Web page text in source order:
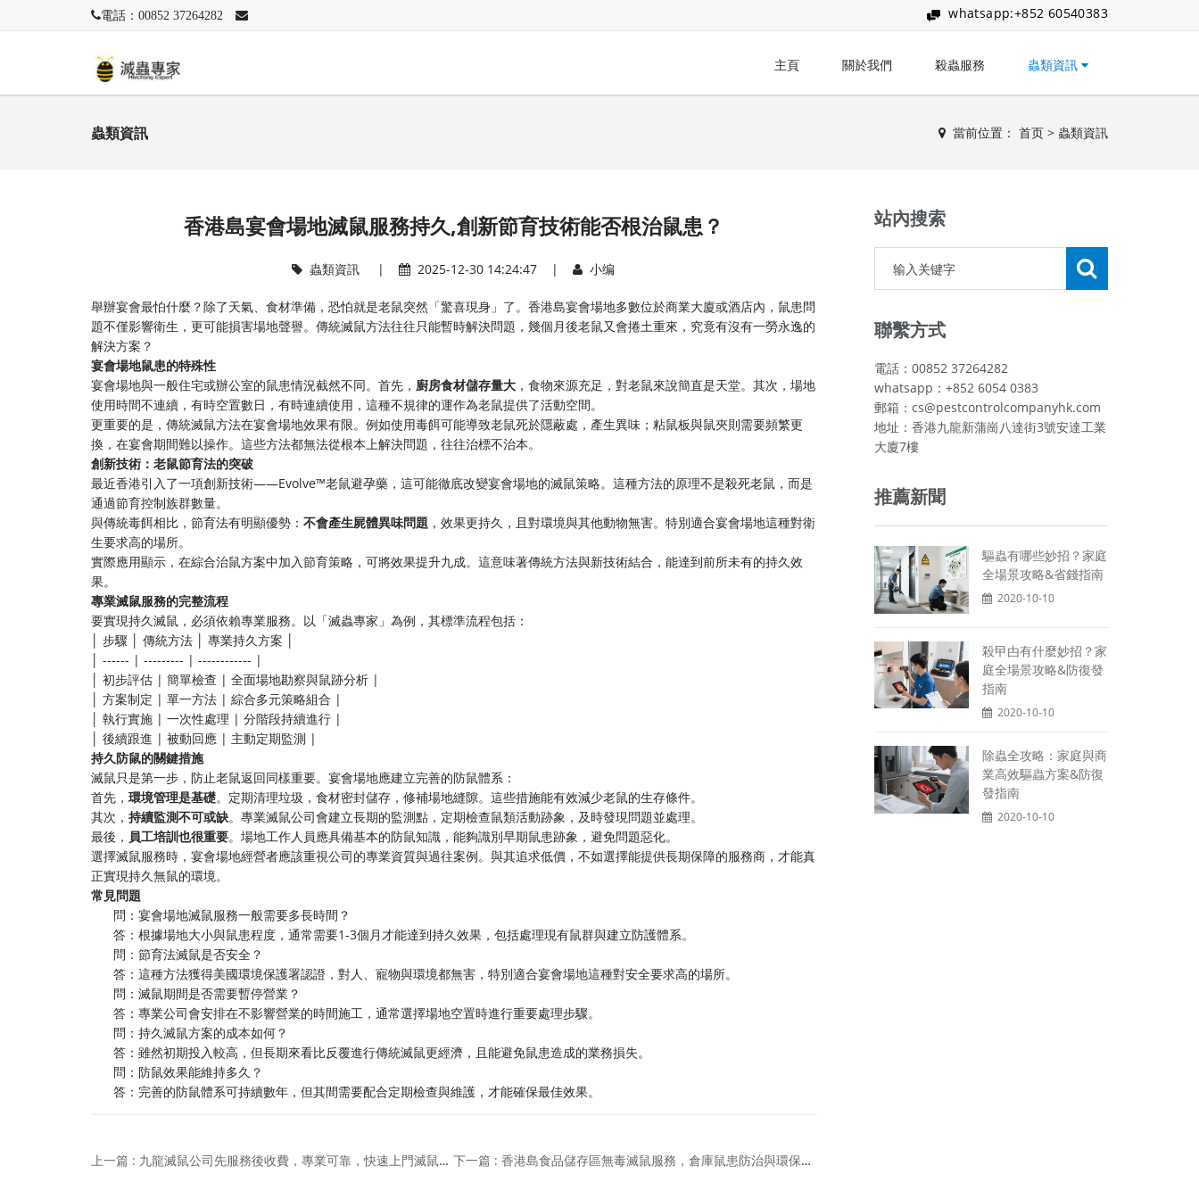
電話：00852 37264282 whatsapp:+852 60540383
主頁 關於我們 殺蟲服務 蟲類資訊
蟲類資訊 當前位置： 首页 > 蟲類資訊
香港島宴會場地滅鼠服務持久,創新節育技術能否根治鼠患？
蟲類資訊 | 2025-12-30 14:24:47 | 小编
舉辦宴會最怕什麼？除了天氣、食材準備，恐怕就是老鼠突然「驚喜現身」了。香港島宴會場地多數位於商業大廈或酒店內，鼠患問
題不僅影響衛生，更可能損害場地聲譽。傳統滅鼠方法往往只能暫時解決問題，幾個月後老鼠又會捲土重來，究竟有沒有一勞永逸的
解決方案？
宴會場地鼠患的特殊性
宴會場地與一般住宅或辦公室的鼠患情況截然不同。首先， 廚房食材儲存量大 ，食物來源充足，對老鼠來說簡直是天堂。其次，場地
使用時間不連續，有時空置數日，有時連續使用，這種不規律的運作為老鼠提供了活動空間。
更重要的是，傳統滅鼠方法在宴會場地效果有限。例如使用毒餌可能導致老鼠死於隱蔽處，產生異味；粘鼠板與鼠夾則需要頻繁更
換，在宴會期間難以操作。這些方法都無法從根本上解決問題，往往治標不治本。
創新技術：老鼠節育法的突破
最近香港引入了一項創新技術——Evolve™老鼠避孕藥，這可能徹底改變宴會場地的滅鼠策略。這種方法的原理不是殺死老鼠，而是
通過節育控制族群數量。
與傳統毒餌相比，節育法有明顯優勢： 不會產生屍體異味問題 ，效果更持久，且對環境與其他動物無害。特別適合宴會場地這種對衛
生要求高的場所。
實際應用顯示，在綜合治鼠方案中加入節育策略，可將效果提升九成。這意味著傳統方法與新技術結合，能達到前所未有的持久效
果。
專業滅鼠服務的完整流程
要實現持久滅鼠，必須依賴專業服務。以「滅蟲專家」為例，其標準流程包括：
│ 步驟 │ 傳統方法 │ 專業持久方案 │
│ ------ | --------- | ------------ |
│ 初步評估 | 簡單檢查 | 全面場地勘察與鼠跡分析 |
│ 方案制定 | 單一方法 | 綜合多元策略組合 |
│ 執行實施 | 一次性處理 | 分階段持續進行 |
│ 後續跟進 | 被動回應 | 主動定期監測 |
持久防鼠的關鍵措施
滅鼠只是第一步，防止老鼠返回同樣重要。宴會場地應建立完善的防鼠體系：
首先， 環境管理是基礎。定期清理垃圾，食材密封儲存，修補場地縫隙。這些措施能有效減少老鼠的生存條件。
其次， 持續監測不可或缺。專業滅鼠公司會建立長期的監測點，定期檢查鼠類活動跡象，及時發現問題並處理。
最後， 員工培訓也很重要。場地工作人員應具備基本的防鼠知識，能夠識別早期鼠患跡象，避免問題惡化。
選擇滅鼠服務時，宴會場地經營者應該重視公司的專業資質與過往案例。與其追求低價，不如選擇能提供長期保障的服務商，才能真
正實現持久無鼠的環境。
常見問題
問：宴會場地滅鼠服務一般需要多長時間？
答：根據場地大小與鼠患程度，通常需要1-3個月才能達到持久效果，包括處理現有鼠群與建立防護體系。
問：節育法滅鼠是否安全？
答：這種方法獲得美國環境保護署認證，對人、寵物與環境都無害，特別適合宴會場地這種對安全要求高的場所。
問：滅鼠期間是否需要暫停營業？
答：專業公司會安排在不影響營業的時間施工，通常選擇場地空置時進行重要處理步驟。
問：持久滅鼠方案的成本如何？
答：雖然初期投入較高，但長期來看比反覆進行傳統滅鼠更經濟，且能避免鼠患造成的業務損失。
問：防鼠效果能維持多久？
答：完善的防鼠體系可持續數年，但其間需要配合定期檢查與維護，才能確保最佳效果。
上一篇 : 九龍滅鼠公司先服務後收費，專業可靠，快速上門滅鼠方案 下一篇 : 香港島食品儲存區無毒滅鼠服務，倉庫鼠患防治與環保滅鼠方案
站內搜索
聯繫方式
電話：00852 37264282
whatsapp：+852 6054 0383
郵箱：cs@pestcontrolcompanyhk.com
地址：香港九龍新蒲崗八達街3號安達工業
大廈7樓
推薦新聞
驅蟲有哪些妙招？家庭
全場景攻略&省錢指南
2020-10-10
殺曱甴有什麼妙招？家
庭全場景攻略&防復發
指南
2020-10-10
除蟲全攻略：家庭與商
業高效驅蟲方案&防復
發指南
2020-10-10